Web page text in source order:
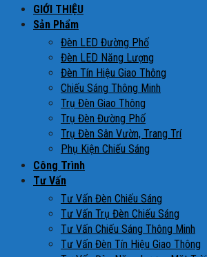
GIỚI THIỆU
Sản Phẩm
Đèn LED Đường Phố
Đèn LED Năng Lượng
Đèn Tín Hiệu Giao Thông
Chiếu Sáng Thông Minh
Trụ Đèn Giao Thông
Trụ Đèn Đường Phố
Trụ Đèn Sân Vườn, Trang Trí
Phụ Kiện Chiếu Sáng
Công Trình
Tư Vấn
Tư Vấn Đèn Chiếu Sáng
Tư Vấn Trụ Đèn Chiếu Sáng
Tư Vấn Chiếu Sáng Thông Minh
Tư Vấn Đèn Tín Hiệu Giao Thông